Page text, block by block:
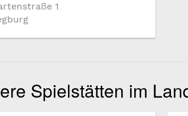
1
Spielstätten im